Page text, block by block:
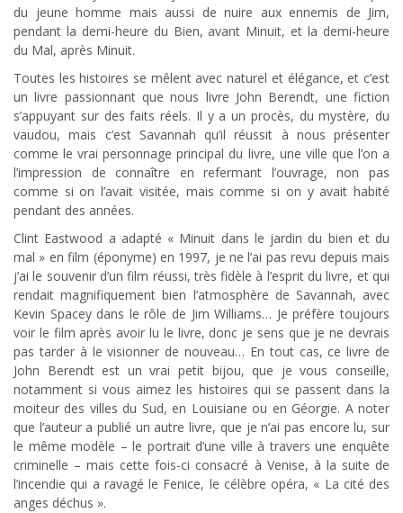
du jeune homme mais aussi de nuire aux ennemis de Jim,
pendant la demi-heure du Bien, avant Minuit, et la demi-heure
du Mal, après Minuit.
Toutes les histoires se mêlent avec naturel et élégance, et c’est
un livre passionnant que nous livre John Berendt, une fiction
s’appuyant sur des faits réels. Il y a un procès, du mystère, du
vaudou, mais c’est Savannah qu’il réussit à nous présenter
comme le vrai personnage principal du livre, une ville que l’on a
l’impression de connaître en refermant l’ouvrage, non pas
comme si on l’avait visitée, mais comme si on y avait habité
pendant des années.
Clint Eastwood a adapté « Minuit dans le jardin du bien et du
mal » en film (éponyme) en 1997, je ne l’ai pas revu depuis mais
j’ai le souvenir d’un film réussi, très fidèle à l’esprit du livre, et qui
rendait magnifiquement bien l’atmosphère de Savannah, avec
Kevin Spacey dans le rôle de Jim Williams… Je préfère toujours
voir le film après avoir lu le livre, donc je sens que je ne devrais
pas tarder à le visionner de nouveau… En tout cas, ce livre de
John Berendt est un vrai petit bijou, que je vous conseille,
notamment si vous aimez les histoires qui se passent dans la
moiteur des villes du Sud, en Louisiane ou en Géorgie. A noter
que l’auteur a publié un autre livre, que je n’ai pas encore lu, sur
le même modèle – le portrait d’une ville à travers une enquête
criminelle – mais cette fois-ci consacré à Venise, à la suite de
l’incendie qui a ravagé le Fenice, le célèbre opéra, « La cité des
anges déchus ».